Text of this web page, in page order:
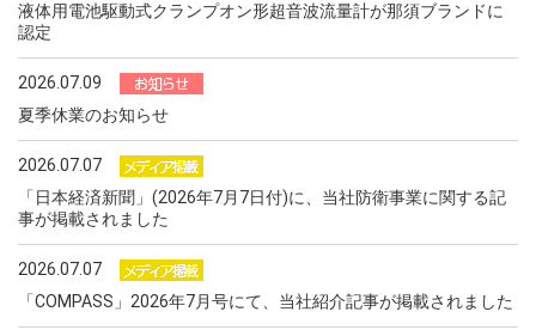
液体用電池駆動式クランプオン形超音波流量計が那須ブランドに
認定
2026.07.09
夏季休業のお知らせ
2026.07.07
「日本経済新聞」(2026年7月7日付)に、当社防衛事業に関する記
事が掲載されました
2026.07.07
「COMPASS」2026年7月号にて、当社紹介記事が掲載されました